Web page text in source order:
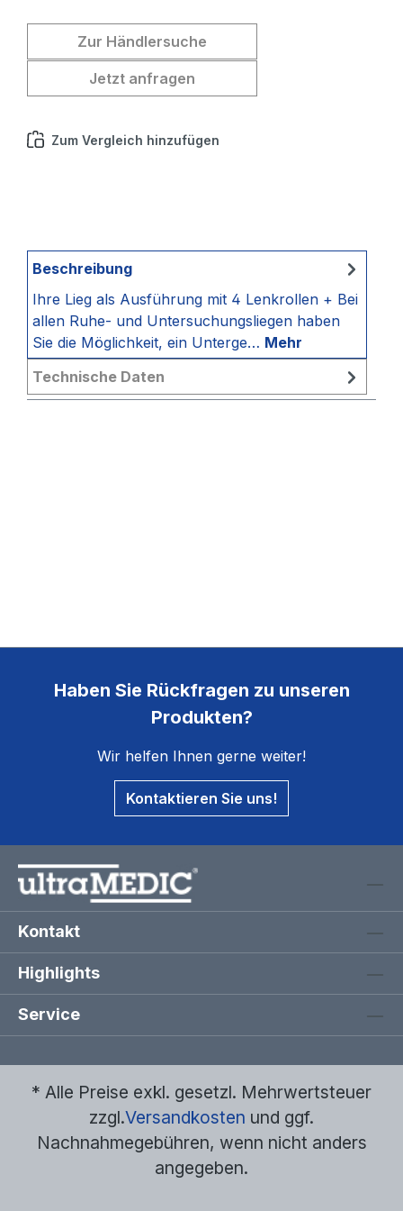
Zur Händlersuche
Jetzt anfragen
Zum Vergleich hinzufügen
Beschreibung
Ihre Lieg als Ausführung mit 4 Lenkrollen + Bei
allen Ruhe- und Untersuchungsliegen haben
Sie die Möglichkeit, ein Unterge… Mehr
Technische Daten
Haben Sie Rückfragen zu unseren
Produkten?
Wir helfen Ihnen gerne weiter!
Kontaktieren Sie uns!
Kontakt
Highlights
Service
* Alle Preise exkl. gesetzl. Mehrwertsteuer
zzgl.Versandkosten und ggf.
Nachnahmegebühren, wenn nicht anders
angegeben.